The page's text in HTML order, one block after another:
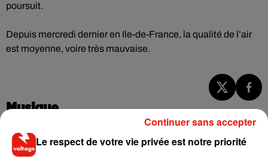
poursuit.
Depuis mercredi dernier en Ile-de-France, la qualité de l’air
est moyenne, voire très mauvaise.
Musique
RÜFÜS DU SOL annonce un nouvel
Le respect de votre vie privée est notre priorité
Continuer sans accepter